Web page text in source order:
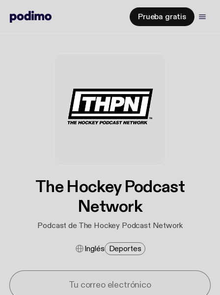
Prueba gratis
The Hockey Podcast
Network
Podcast de The Hockey Podcast Network
Inglés Deportes